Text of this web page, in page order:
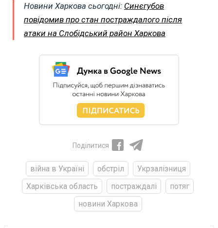
Новини Харкова сьогодні: Синєгубов
повідомив про стан постраждалого після
атаки на Слобідський район Харкова
Поділитися
війна в Україні обстріл
Укрзалізниця
Харківська область
постраждалі
потяг
новини Харкова